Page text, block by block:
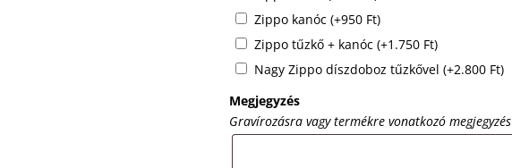
Zippo kanóc (+950 Ft)
Zippo tűzkő + kanóc (+1.750 Ft)
Nagy Zippo díszdoboz tűzkővel (+2.800 Ft)
Megjegyzés
Gravírozásra vagy termékre vonatkozó megjegyzés